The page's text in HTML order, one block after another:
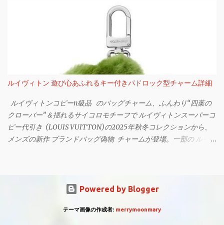
グホイヤー カレラ クロノグラフ」995,500円 ※予価 なお新作に
は、2つのバリエーションを用意する。「タグホイヤー カレラ ク
ロノグラフ」には、約80時間のパワーリザーブを誇る自社製ムー
ブメント、TH20-00を搭載。一方200本限定となる「タグホイヤ
ー カレラ トゥールビヨン クロノグラフ」は、トゥールビヨンを備
えた自社製ムーブメント、TH20-09を採用している。 【詳細】
■「タグホイヤー カレラ クロノグラフ」995,500円 ※予価 ケース：
ステンレススティール ケース径：39mm 防水：100ｍ ストラッ
プ：パンチ...
スター」は、 ロレックスコピー時計n級品 を代表するウォッチの
ひとつ。2つのタイムゾーンを同時に表示できるよう、時・分・秒
針の他に24時間の目盛り入りベゼルインサート、24時間針を備え
ている。 鮮やかなグリーンダイアルにグリーン×ブラックのベゼル
インサート 「ロレックスオイスター パーペチュアル GMTマスター
II」 2025年の新作は、2022年発表モデル同様、9時位置に日付表
示を、ウォッチケースの左側にリューズを備えたシルエット。鮮
やかなグリーンのセラミック製ダイアルに、グリーン＆ブラック
の2トーンのベゼルを組み合わせている。ダイアル上のインデック
スや針は、暗闇での視認性を高める、長時間継続のクロマライト
ディスプレイだ。 ケース＆ブレスレットは18 ct ホワイトゴールド
「ロレックスオイスター パーペチュアル GMTマスター II」 径
パーペチュアル GMTマスター II」 本モデルに搭載されるムーブメ
る。 ＜主な仕様＞ ケース：オイスター(モノブロックミドルケー
ルイヴィトン 遊び心あふれるキー付きパドロック型チャーム詳細
ルイヴィトンコピーn級品 のバッグチャーム、ふんわり“四葉の
クローバー”＆揺れるサイコロモチーフで ルイヴィトンスーパーコ
ピー代引き (LOUIS VUITTON)の2025年秋冬コレクションから、
メンズの新作 ブランドバッグ偽物 チャームが登場。一部の ルイヴ
グチャーム・LV ラッキー トレフォイル｣。毛足の長いグリーンカ
だ。葉の部分には、ルイヴィトンを象徴するレッドのトランクや
Powered by Blogger
テーマ画像の作成者: merrymoonmary